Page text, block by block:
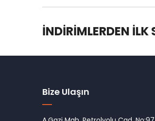
İNDIRIMLERDEN
Bize Ulaşın